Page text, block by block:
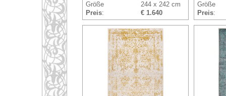
Größe
244 x 242 cm
Preis: € 1.640
Größe
Preis: